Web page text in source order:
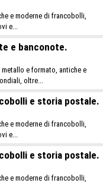
e moderne di francobolli,
e...
e banconote.
e formato, antiche e
oltre...
e storia postale.
e moderne di francobolli,
e...
e storia postale.
e moderne di francobolli,